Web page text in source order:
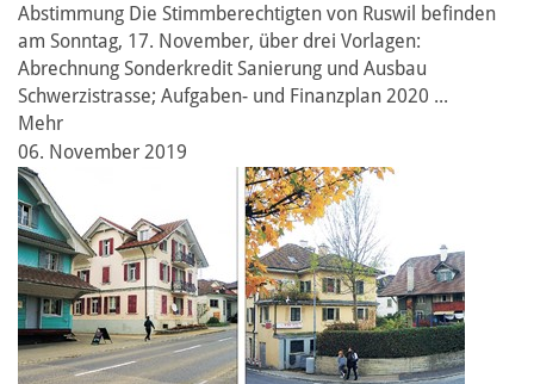
Abstimmung Die Stimmberechtigten von Ruswil befinden
am Sonntag, 17. November, über drei Vorlagen:
Abrechnung Sonderkredit Sanierung und Ausbau
Schwerzistrasse; Aufgaben- und Finanzplan 2020 ...
Mehr
06. November 2019